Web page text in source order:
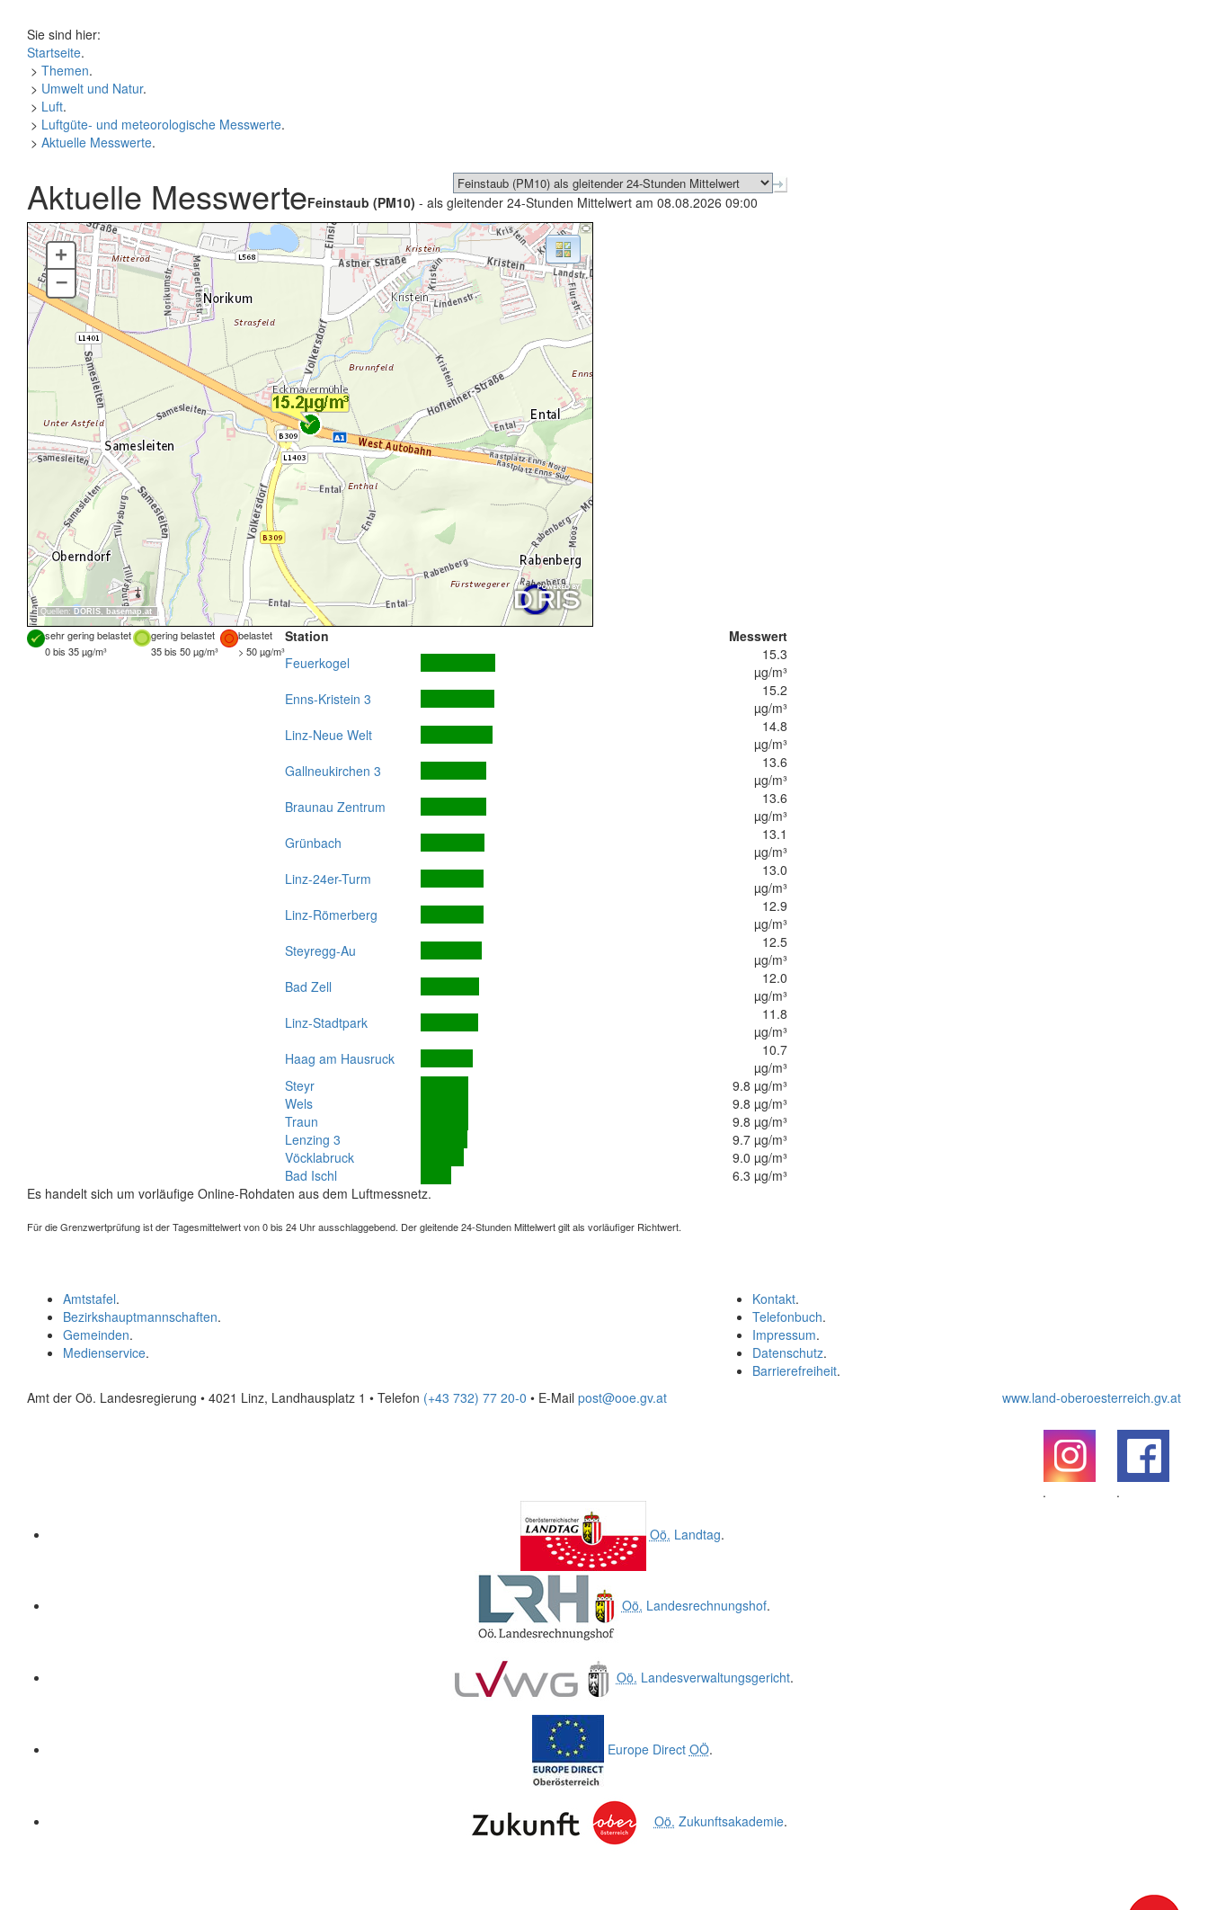
Sie sind hier:
Startseite.
> Themen.
> Umwelt und Natur.
> Luft.
> Luftgüte- und meteorologische Messwerte.
> Aktuelle Messwerte.
Aktuelle MesswerteFeinstaub (PM10) - als gleitender 24-Stunden Mittelwert am 08.08.2026 09:00
Quellen: DORIS, basemap.at
+
–
sehr gering belastet gering belastet
belastet
0 bis 35 µg/m³
35 bis 50 µg/m³ > 50 µg/m³
Station
Messwert
Feuerkogel
15.3
µg/m³
Enns-Kristein 3
15.2
µg/m³
Linz-Neue Welt
14.8
µg/m³
Gallneukirchen 3
13.6
µg/m³
Braunau Zentrum
13.6
µg/m³
Grünbach
13.1
µg/m³
Linz-24er-Turm
13.0
µg/m³
Linz-Römerberg
12.9
µg/m³
Steyregg-Au
12.5
µg/m³
Bad Zell
12.0
µg/m³
Linz-Stadtpark
11.8
µg/m³
Haag am Hausruck
10.7
µg/m³
Steyr
9.8 µg/m³
Wels
9.8 µg/m³
Traun
9.8 µg/m³
Lenzing 3
9.7 µg/m³
Vöcklabruck
9.0 µg/m³
Bad Ischl
6.3 µg/m³
Es handelt sich um vorläufige Online-Rohdaten aus dem Luftmessnetz.
Für die Grenzwertprüfung ist der Tagesmittelwert von 0 bis 24 Uhr ausschlaggebend. Der gleitende 24-Stunden Mittelwert gilt als vorläufiger Richtwert.
Kontakt.
Telefonbuch.
Impressum.
Datenschutz.
Barrierefreiheit.
Amtstafel.
Bezirkshauptmannschaften.
Gemeinden.
Medienservice.
Amt der Oö. Landesregierung • 4021 Linz, Landhausplatz 1 • Telefon (+43 732) 77 20-0 • E-Mail post@ooe.gv.at www.land-oberoesterreich.gv.at
.
.
Oö. Landtag.
Oö. Landesrechnungshof.
Oö. Landesverwaltungsgericht.
Europe Direct OÖ.
Oö. Zukunftsakademie.